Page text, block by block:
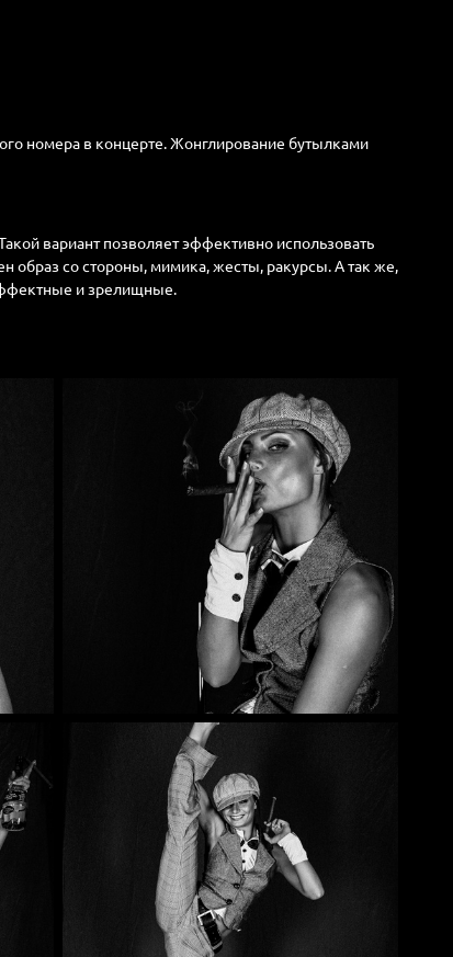
номера в концерте. Жонглирование бутылками
вариант позволяет эффективно использовать
образ со стороны, мимика, жесты, ракурсы. А так же,
и зрелищные.